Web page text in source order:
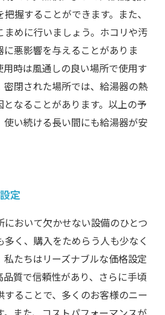
握することができます。また、
めに行いましょう。ホコリや汚
悪影響を与えることがありま
時は風通しの良い場所で使用す
密閉された場所では、給湯器の熱
なることがあります。以上の予
使い続ける長い間にも給湯器が安
定
おいて欠かせない設備のひとつ
く、購入をためらう人も少なく
私たちはリーズナブルな価格設定
品質で信頼性があり、さらに手頃
ることで、多くのお客様のニー